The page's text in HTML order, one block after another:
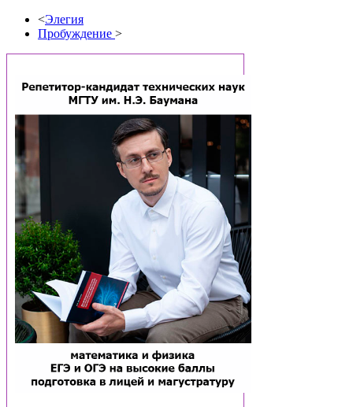
<Элегия
Пробуждение >